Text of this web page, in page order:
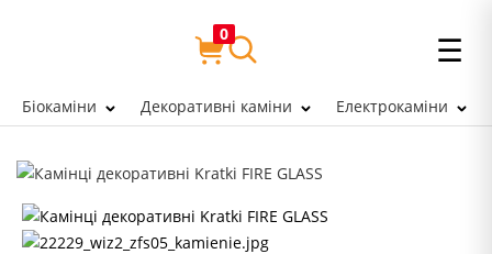
☰
0
Біокаміни Декоративні каміни Електрокаміни